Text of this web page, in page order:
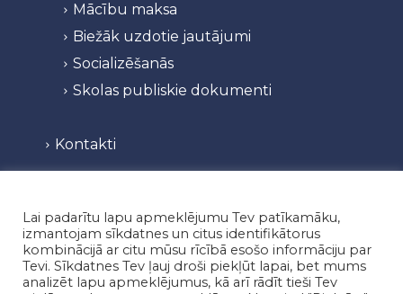
Mācību maksa
Biežāk uzdotie jautājumi
Socializēšanās
Skolas publiskie dokumenti
Kontakti
+37129111111
Vietne tapusi sadarbībā ar Alternar SIA
Lai padarītu lapu apmeklējumu Tev patīkamāku,
izmantojam sīkdatnes un citus identifikātorus
kombinācijā ar citu mūsu rīcībā esošo informāciju par
Tevi. Sīkdatnes Tev ļauj droši piekļūt lapai, bet mums
analizēt lapu apmeklējumus, kā arī rādīt tieši Tev